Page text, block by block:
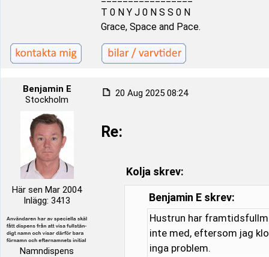
T 0 N Y J 0 N S S 0 N
Grace, Space and Pace.
Benjamin E
Stockholm
Här sen Mar 2004
Inlägg: 3413
Namndispens
20 Aug 2025 08:24
Re:
Kolja skrev:
Benjamin E skrev:
Hustrun har
inte med, eftersom jag
inga problem.